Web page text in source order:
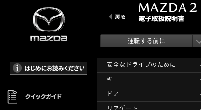
運転する前に
安全なドライブのために
キー
ドア
リアゲート